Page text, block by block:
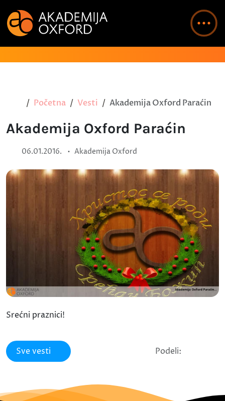
Početna Vesti Akademija Oxford Paraćin
Akademija Oxford Paraćin
06.01.2016. • Akademija Oxford
Srećni praznici!
Sve vesti Podeli: